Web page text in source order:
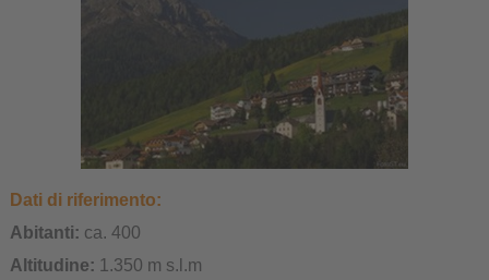
Dati di riferimento:
Abitanti: ca. 400
Altitudine: 1.350 m s.l.m